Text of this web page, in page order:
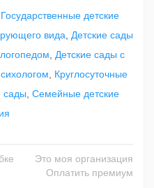
Государственные детские
вида
Детские сады
Детские сады с
Круглосуточные
сады Семейные детские
Это моя организация
Оплатить премиум